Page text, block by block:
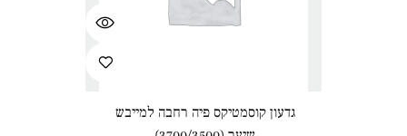
גדעון קוסמטיקס פיה רחבה למייבש